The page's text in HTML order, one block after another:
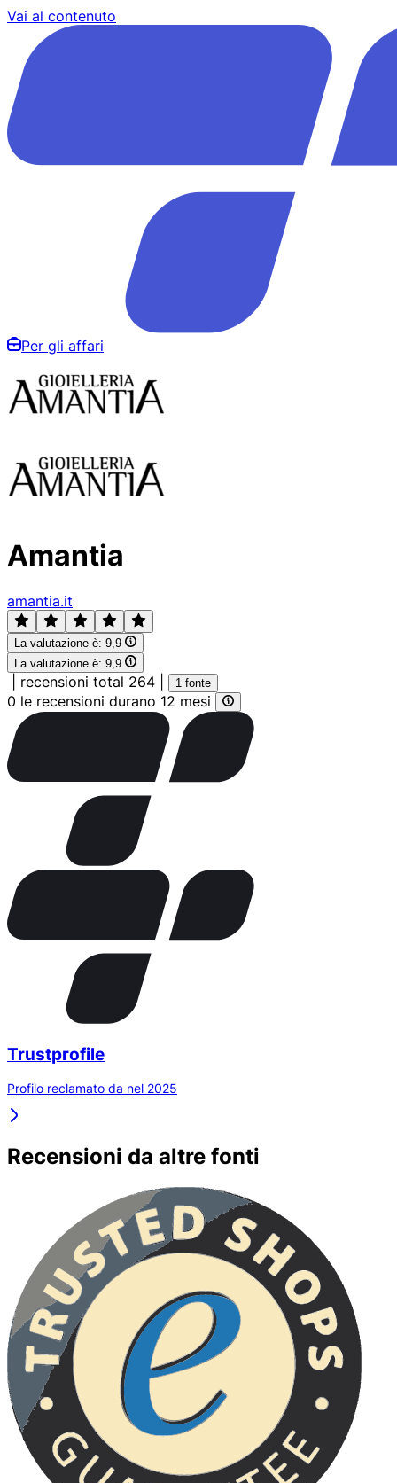
Vai al contenuto
Per gli affari
Amantia
amantia.it
La valutazione è: 9,9
La valutazione è: 9,9
recensioni total 264 1 fonte
0 le recensioni durano 12 mesi
Trustprofile
Profilo reclamato da nel 2025
Recensioni da altre fonti